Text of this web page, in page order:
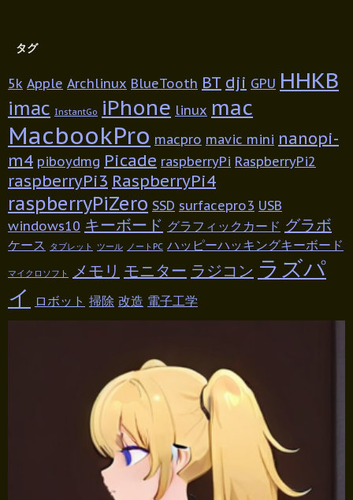
タグ
5k Apple Archlinux BlueTooth BT dji GPU HHKB
imac InstantGo iPhone linux mac
MacbookPro macpro mavic mini nanopi-
m4 piboydmg Picade raspberryPi RaspberryPi2
raspberryPi3 RaspberryPi4
raspberryPiZero SSD surfacepro3 USB
windows10 キーボード グラフィックカード グラボ
ケース タブレット ツール ノートPC ハッピーハッキングキーボード
マイクロソフト メモリ モニター ラジコン ラズパ
イ
ロボット 掃除 改造 電子工学